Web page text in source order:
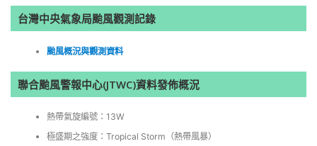
台灣中央氣象局颱風觀測記錄
颱風概況與觀測資料
聯合颱風警報中心(JTWC)資料發佈概況
熱帶氣旋編號：13W
極盛期之強度：Tropical Storm（熱帶風暴）